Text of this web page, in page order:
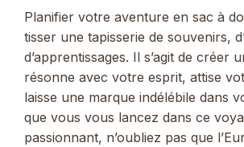
Planifier votre aventure en sac à
tisser une tapisserie de souvenirs,
d’apprentissages. Il s’agit de créer
résonne avec votre esprit, attise
laisse une marque indélébile dans
que vous vous lancez dans ce
passionnant, n’oubliez pas que